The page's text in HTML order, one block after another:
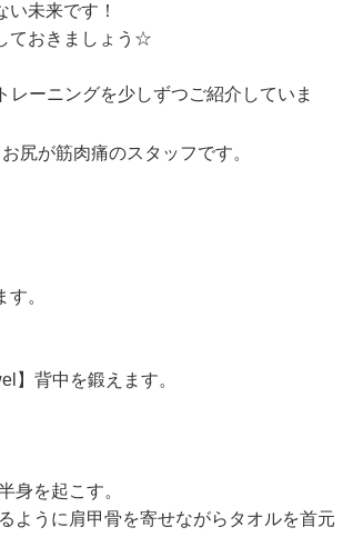
未来です！
ておきましょう☆
ーニングを少しずつご紹介していま
尻が筋肉痛のスタッフです。
。
】背中を鍛えます。
身を起こす。
ように肩甲骨を寄せながらタオルを首元